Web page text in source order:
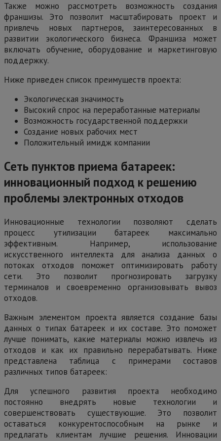
Также можно рассмотреть возможность создания
франшизы. Это позволит масштабировать проект и
привлечь новых партнеров, заинтересованных в
развитии экологического бизнеса. Франшиза может
включать обучение, оборудование и маркетинговую
поддержку.
Ниже приведен список преимуществ проекта:
Экологическая значимость
Высокий спрос на переработанные материалы
Возможность государственной поддержки
Создание новых рабочих мест
Положительный имидж компании
Сеть пунктов приема батареек:
инновационный подход к решению
проблемы электронных отходов
Инновационные технологии позволяют сделать
процесс утилизации батареек максимально
эффективным. Например, использование
искусственного интеллекта для анализа данных о
потоках отходов поможет оптимизировать работу
сети. Это позволит прогнозировать загрузку
терминалов и своевременно организовывать вывоз
отходов.
Важным элементом проекта является создание базы
данных о типах батареек и их составе. Это поможет
лучше понимать, какие материалы можно извлечь из
отходов и как их правильно перерабатывать. Ниже
представлена таблица с примерами составов
различных типов батареек:
Для успешного развития проекта необходимо
постоянно внедрять новые технологии и
совершенствовать существующие. Это позволит
оставаться конкурентоспособным на рынке и
предлагать клиентам лучшие решения. Инновации